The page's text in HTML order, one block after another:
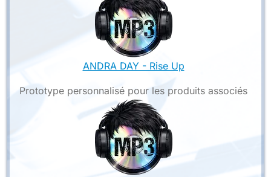
ANDRA DAY - Rise Up
Prototype personnalisé pour les produits associés